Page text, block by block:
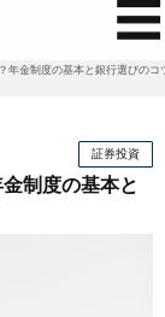
年金制度の基本と銀行選びのコ
証券投資
制度の基本と